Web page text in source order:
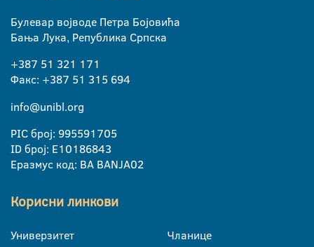
Булевар војводе Петра Бојовића
Бања Лука, Република Српска
+387 51 321 171
Факс: +387 51 315 694
info@unibl.org
PIC број: 995591705
ID број: E10186843
Еразмус код: BA BANJA02
Корисни линкови
Универзитет
Чланице